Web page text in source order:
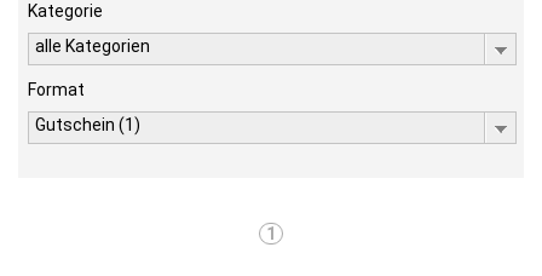
Kategorie
alle Kategorien
Format
Gutschein (1)
1